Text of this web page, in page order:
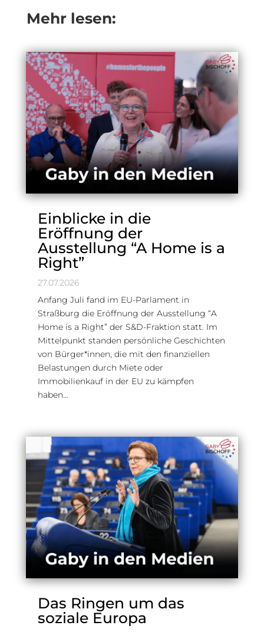
Mehr lesen:
Einblicke in die
Eröffnung der
Ausstellung “A Home is a
Right”
27.07.2026
Anfang Juli fand im EU-Parlament in
Straßburg die Eröffnung der Ausstellung “A
Home is a Right” der S&D-Fraktion statt. Im
Mittelpunkt standen persönliche Geschichten
von Bürger*innen, die mit den finanziellen
Belastungen durch Miete oder
Immobilienkauf in der EU zu kämpfen
haben…
Das Ringen um das
soziale Europa